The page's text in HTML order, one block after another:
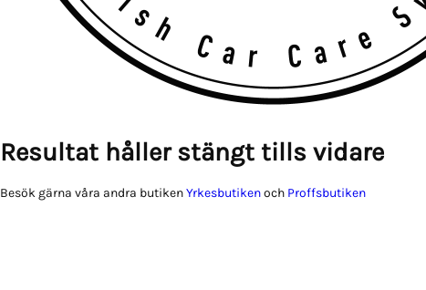
Resultat håller stängt tills vidare
Besök gärna våra andra butikenYrkesbutikenoch Proffsbutiken